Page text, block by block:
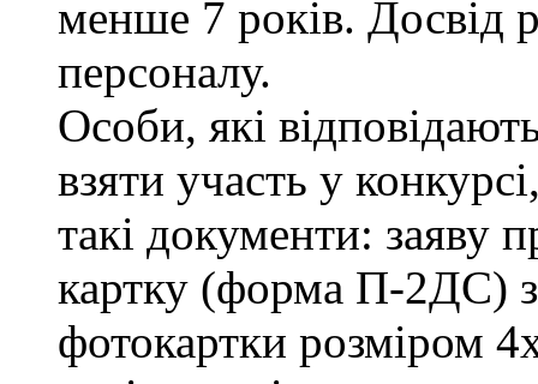
менше 7 років. Досвід
персоналу.
Особи, які
взяти участь у
такі документи: заяву
картку (форма П-2ДС) з
фотокартки розміром